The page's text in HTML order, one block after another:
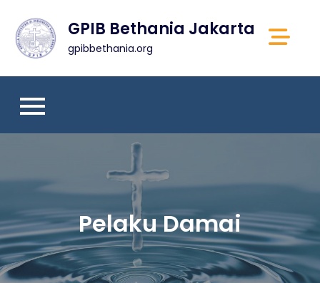
content
GPIB Bethania Jakarta
gpibbethania.org
Pelaku Damai